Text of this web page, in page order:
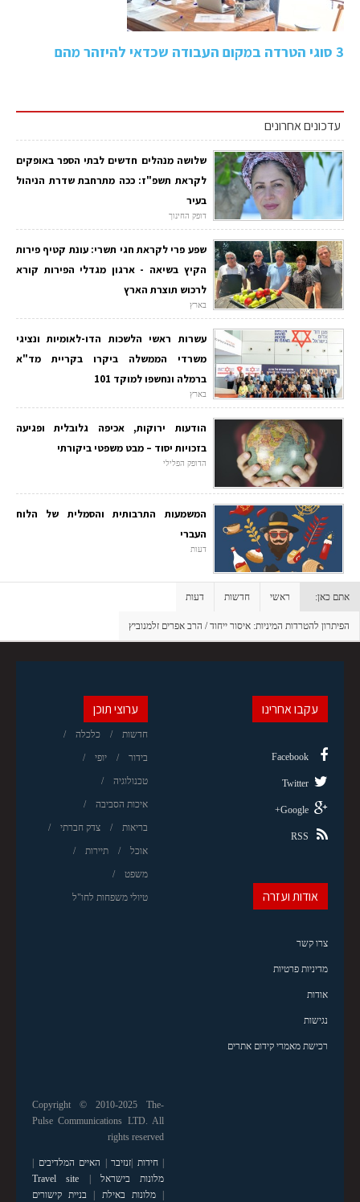
3 סוגי הטרדה במקום העבודה שכדאי להיזהר מהם
עדכונים אחרונים
שלושה מנהלים חדשים לבתי הספר באופקים
לקראת תשפ"ז: ככה מתרחבת שדרת הניהול
בעיר
דופק החינוך
שפע פרי לקראת חגי תשרי: עונת קטיף פירות
הקיץ בשיאה - ארגון מגדלי הפירות קורא
לרכוש תוצרת הארץ
בארץ
עשרות ראשי הלשכות הדו-לאומיות ונציגי
משרדי הממשלה ביקרו בקריית מד"א
ברמלה ונחשפו למוקד 101
בארץ
הודעות ירוקות, אכיפה גלובלית ופגיעה
בזכויות יסוד – מבט משפטי ביקורתי
הדופק הפלילי
המשמעות התרבותית והסמלית של הלוח
העברי
דעות
אתם כאן: ראשי חדשות דעות
הפיתרון להטרדות המיניות: איסור ייחוד / הרב אפרים זלמנוביץ
ערוצי תוכן
חדשות כלכלה
בידור יופי
טכנולוגיה
איכות הסביבה
בריאות צדק חברתי
אוכל תיירות
משפט
טיולי משפחות לחו"ל
עקבו אחרינו
Facebook
Twitter
Google+
RSS
אודות ועזרה
צרו קשר
מדיניות פרטיות
אודות
נגישות
רכישת מאמרי קידום אתרים
Copyright © 2010-2025 The-
Pulse Communications LTD. All
rights reserved
|חידות זנזיבר האיים המלדיבים
מלונות בישראל
Travel site
|מלונות באילת
בניית קישורים